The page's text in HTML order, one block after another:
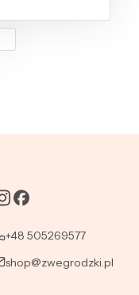
+48 505269577
shop@zwegrodzki.pl